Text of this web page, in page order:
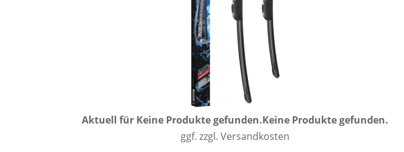
Aktuell für Keine Produkte gefunden.Keine Produkte gefunden.
ggf. zzgl. Versandkosten